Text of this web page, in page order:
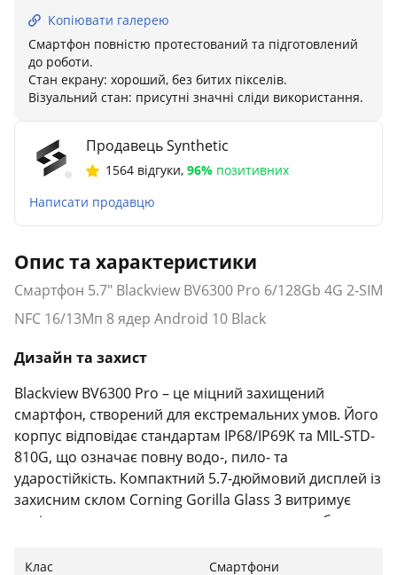
Копіювати галерею
Смартфон повністю протестований та підготовлений
до роботи.
Стан екрану: хороший, без битих пікселів.
Візуальний стан: присутні значні сліди використання.
Продавець Synthetic
1564 відгуки, 96% позитивних
Написати продавцю
Опис та характеристики
Смартфон 5.7" Blackview BV6300 Pro 6/128Gb 4G 2-SIM
NFC 16/13Мп 8 ядер Android 10 Black
Дизайн та захист
Blackview BV6300 Pro – це міцний захищений
смартфон, створений для екстремальних умов. Його
корпус відповідає стандартам IP68/IP69K та MIL-STD-
810G, що означає повну водо-, пило- та
ударостійкість. Компактний 5.7-дюймовий дисплей із
захисним склом Corning Gorilla Glass 3 витримує
падіння та подряпини, а яскраве жовте оздоблення
стиль та витривалість.
Клас
Смартфони